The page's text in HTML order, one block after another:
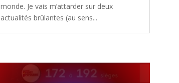
monde. Je vais m’attarder sur deux
actualités brûlantes (au sens...